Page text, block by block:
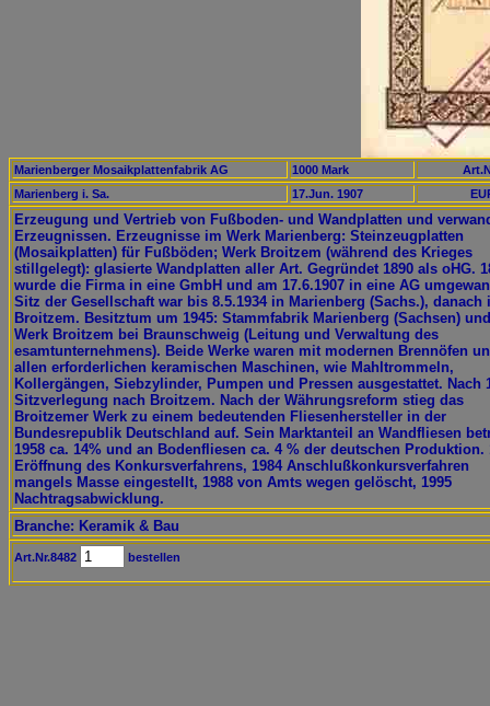
Marienberger Mosaikplattenfabrik AG 1000 Mark
Marienberg i. Sa.
17.Jun. 1907
Erzeugung und Vertrieb von Fußboden- und Wandplatten und
Erzeugnissen. Erzeugnisse im Werk Marienberg: Steinzeugplatten
(Mosaikplatten) für Fußböden; Werk Broitzem (während des Krieges
stillgelegt): glasierte Wandplatten aller Art. Gegründet 1890 als oHG.
wurde die Firma in eine GmbH und am 17.6.1907 in eine AG
Sitz der Gesellschaft war bis 8.5.1934 in Marienberg (Sachs.), danach
Broitzem. Besitztum um 1945: Stammfabrik Marienberg (Sachsen) und
Werk Broitzem bei Braunschweig (Leitung und Verwaltung des
esamtunternehmens). Beide Werke waren mit modernen Brennöfen
allen erforderlichen keramischen Maschinen, wie Mahltrommeln,
Kollergängen, Siebzylinder, Pumpen und Pressen ausgestattet. Nach
Sitzverlegung nach Broitzem. Nach der Währungsreform stieg das
Broitzemer Werk zu einem bedeutenden Fliesenhersteller in der
Bundesrepublik Deutschland auf. Sein Marktanteil an Wandfliesen
1958 ca. 14% und an Bodenfliesen ca. 4 % der deutschen Produktion.
Eröffnung des Konkursverfahrens, 1984 Anschlußkonkursverfahren
mangels Masse eingestellt, 1988 von Amts wegen gelöscht, 1995
Nachtragsabwicklung.
Branche: Keramik & Bau
Art.Nr.8482 bestellen